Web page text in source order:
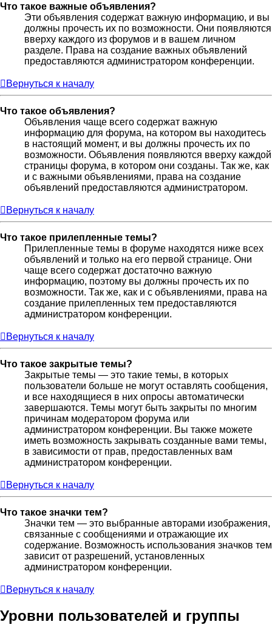
Что такое важные объявления?
Эти объявления содержат важную информацию, и вы
должны прочесть их по возможности. Они появляются
вверху каждого из форумов и в вашем личном
разделе. Права на создание важных объявлений
предоставляются администратором конференции.
Вернуться к началу
Что такое объявления?
Объявления чаще всего содержат важную
информацию для форума, на котором вы находитесь
в настоящий момент, и вы должны прочесть их по
возможности. Объявления появляются вверху каждой
страницы форума, в котором они созданы. Так же, как
и с важными объявлениями, права на создание
объявлений предоставляются администратором.
Вернуться к началу
Что такое прилепленные темы?
Прилепленные темы в форуме находятся ниже всех
объявлений и только на его первой странице. Они
чаще всего содержат достаточно важную
информацию, поэтому вы должны прочесть их по
возможности. Так же, как и с объявлениями, права на
создание прилепленных тем предоставляются
администратором конференции.
Вернуться к началу
Что такое закрытые темы?
Закрытые темы — это такие темы, в которых
пользователи больше не могут оставлять сообщения,
и все находящиеся в них опросы автоматически
завершаются. Темы могут быть закрыты по многим
причинам модератором форума или
администратором конференции. Вы также можете
иметь возможность закрывать созданные вами темы,
в зависимости от прав, предоставленных вам
администратором конференции.
Вернуться к началу
Что такое значки тем?
Значки тем — это выбранные авторами изображения,
связанные с сообщениями и отражающие их
содержание. Возможность использования значков тем
зависит от разрешений, установленных
администратором конференции.
Вернуться к началу
Уровни пользователей и группы